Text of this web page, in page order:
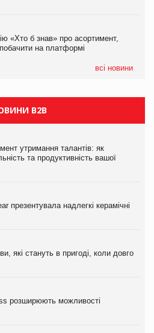
«Хто б знав» про асортимент,
на платформі
всі новини
«Хто б знав» про асортимент,
на платформі
B2B
утримання талантів: як
та продуктивність вашої
презентувала надлегкі керамічні
які стануть в пригоді, коли довго
розширюють можливості